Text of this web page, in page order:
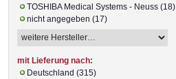
TOSHIBA Medical Systems - Neuss (18)
nicht angegeben (17)
mit Lieferung nach:
Deutschland (315)